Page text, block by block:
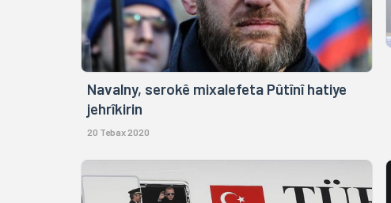
Navalny, serokê mixalefeta Pûtînî hatiye
jehrîkirin
20 Tebax 2020